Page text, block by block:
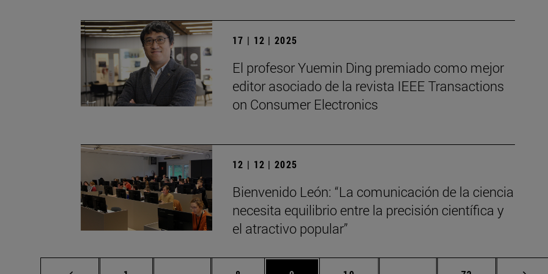
17 | 12 | 2025
El profesor Yuemin Ding premiado como mejor
editor asociado de la revista IEEE Transactions
on Consumer Electronics
12 | 12 | 2025
Bienvenido León: “La comunicación de la ciencia
necesita equilibrio entre la precisión científica y
el atractivo popular”